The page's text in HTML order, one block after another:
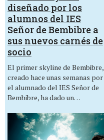
diseñado por los
alumnos del IES
Señor de Bembibre a
sus nuevos carnés de
socio
El primer skyline de Bembibre,
creado hace unas semanas por
el alumnado del IES Señor de
Bembibre, ha dado un…